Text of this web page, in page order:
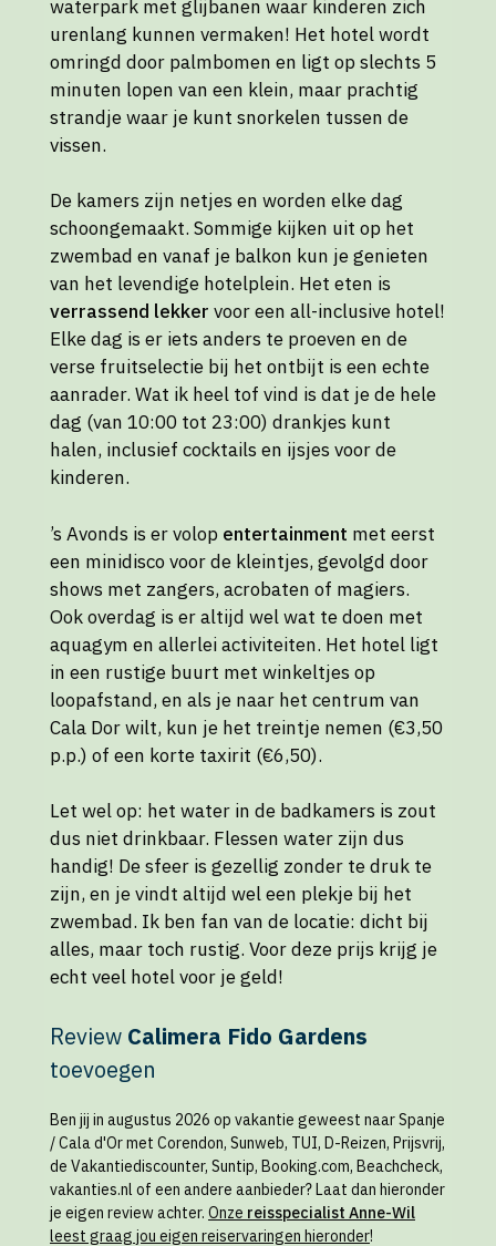
waterpark met glijbanen waar kinderen zich
urenlang kunnen vermaken! Het hotel wordt
omringd door palmbomen en ligt op slechts 5
minuten lopen van een klein, maar prachtig
strandje waar je kunt snorkelen tussen de
vissen.
De kamers zijn netjes en worden elke dag
schoongemaakt. Sommige kijken uit op het
zwembad en vanaf je balkon kun je genieten
van het levendige hotelplein. Het eten is
verrassend lekker voor een all-inclusive hotel!
Elke dag is er iets anders te proeven en de
verse fruitselectie bij het ontbijt is een echte
aanrader. Wat ik heel tof vind is dat je de hele
dag (van 10:00 tot 23:00) drankjes kunt
halen, inclusief cocktails en ijsjes voor de
kinderen.
’s Avonds is er volop entertainment met eerst
een minidisco voor de kleintjes, gevolgd door
shows met zangers, acrobaten of magiers.
Ook overdag is er altijd wel wat te doen met
aquagym en allerlei activiteiten. Het hotel ligt
in een rustige buurt met winkeltjes op
loopafstand, en als je naar het centrum van
Cala Dor wilt, kun je het treintje nemen (€3,50
p.p.) of een korte taxirit (€6,50).
Let wel op: het water in de badkamers is zout
dus niet drinkbaar. Flessen water zijn dus
handig! De sfeer is gezellig zonder te druk te
zijn, en je vindt altijd wel een plekje bij het
zwembad. Ik ben fan van de locatie: dicht bij
alles, maar toch rustig. Voor deze prijs krijg je
echt veel hotel voor je geld!
Review Calimera Fido Gardens
toevoegen
Ben jij in augustus 2026 op vakantie geweest naar Spanje
/ Cala d'Or met Corendon, Sunweb, TUI, D-Reizen, Prijsvrij,
de Vakantiediscounter, Suntip, Booking.com, Beachcheck,
vakanties.nl of een andere aanbieder? Laat dan hieronder
je eigen review achter. Onze reisspecialist Anne-Wil
leest graag jou eigen reiservaringen hieronder!